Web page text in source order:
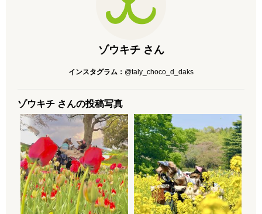
ゾウキチ さん
インスタグラム： @taly_choco_d_daks
ゾウキチ さんの投稿写真